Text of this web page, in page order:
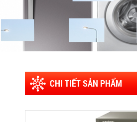
CHI TIẾT SẢN PHẨM